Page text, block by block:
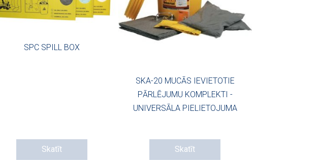
SPC SPILL BOX
Skatīt
SKA-20 MUCĀS IEVIETOTIE
PĀRLĒJUMU KOMPLEKTI -
UNIVERSĀLA PIELIETOJUMA
Skatīt